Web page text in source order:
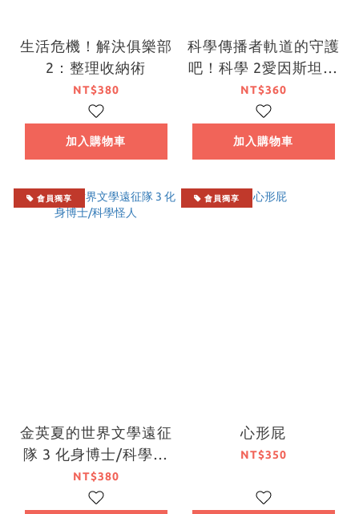
生活危機！解決俱樂部
2：整理收納術
NT$380
加入購物車
科學傳播者軌道的守護
吧！科學 2愛因斯坦，
創造奇蹟吧！
NT$360
加入購物車
會員獨享
金英夏的世界文學遠征
隊 3 化身博士/科學怪
人
NT$380
會員獨享
心形屁
NT$350